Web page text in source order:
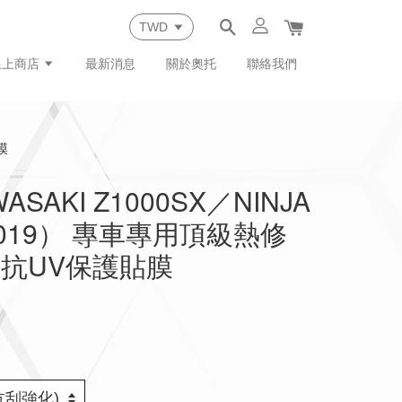
商店 最新消息 關於奧托 聯絡我們
Z1000SX／NINJA
） 專車專用頂級熱修
UV保護貼膜